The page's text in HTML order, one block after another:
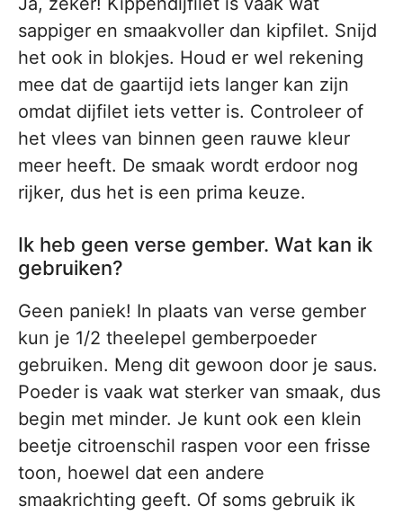
sappiger en smaakvoller dan kipfilet. Snijd
het ook in blokjes. Houd er wel rekening
mee dat de gaartijd iets langer kan zijn
omdat dijfilet iets vetter is. Controleer of
het vlees van binnen geen rauwe kleur
meer heeft. De smaak wordt erdoor nog
rijker, dus het is een prima keuze.
Ik heb geen verse gember. Wat kan ik
gebruiken?
Geen paniek! In plaats van verse gember
kun je 1/2 theelepel gemberpoeder
gebruiken. Meng dit gewoon door je saus.
Poeder is vaak wat sterker van smaak, dus
begin met minder. Je kunt ook een klein
beetje citroenschil raspen voor een frisse
toon, hoewel dat een andere
smaakrichting geeft. Of soms gebruik ik